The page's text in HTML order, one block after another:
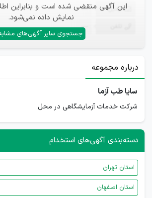
این آگهی منقضی شده است و بنابراین
نمایش داده نمی‌شود.
جستجوی سایر آگهی‌های
ایمیل —
—
درباره مجموعه
سایا طب آزما
شرکت خدمات آزمایشگاهی در محل
دسته‌بندی آگهی‌های استخدام
استان تهران
استان اصفهان